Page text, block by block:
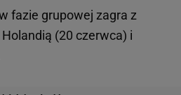
fazie grupowej zagra z
(20 czerwca) i